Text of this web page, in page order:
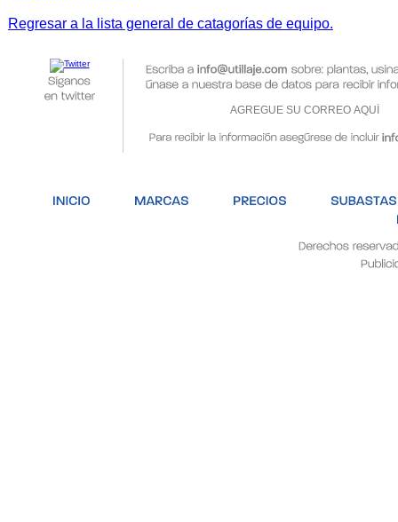
Regresar a la lista general de catagorías de equipo.